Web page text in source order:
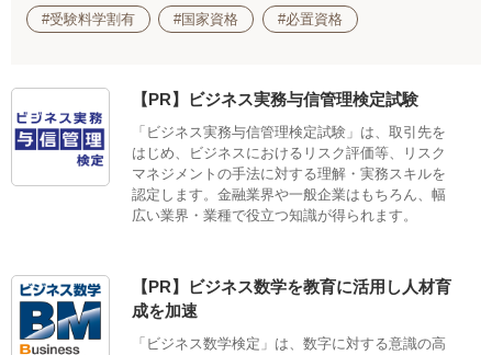
#受験料学割有 #国家資格 #必置資格
【PR】ビジネス実務与信管理検定試験
「ビジネス実務与信管理検定試験」は、取引先を
はじめ、ビジネスにおけるリスク評価等、リスク
マネジメントの手法に対する理解・実務スキルを
認定します。金融業界や一般企業はもちろん、幅
広い業界・業種で役立つ知識が得られます。
【PR】ビジネス数学を教育に活用し人材育
成を加速
「ビジネス数学検定」は、数字に対する意識の高